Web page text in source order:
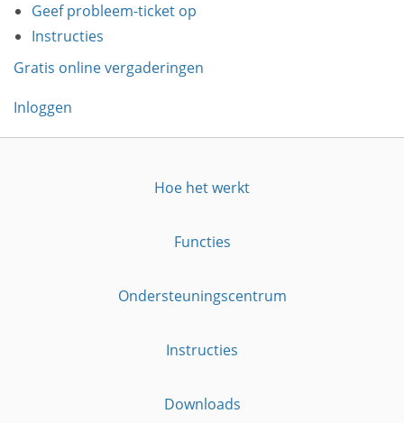
Geef probleem-ticket op
Instructies
Gratis online vergaderingen
Inloggen
Hoe het werkt
Functies
Ondersteuningscentrum
Instructies
Downloads